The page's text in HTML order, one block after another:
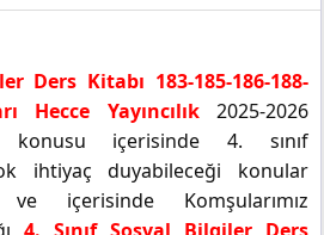
Ders Kitabı 183-185-186-188-
Hecce Yayıncılık2025-2026
konusu içerisinde 4. sınıf
ihtiyaç duyabileceği konular
içerisinde Komşularımız